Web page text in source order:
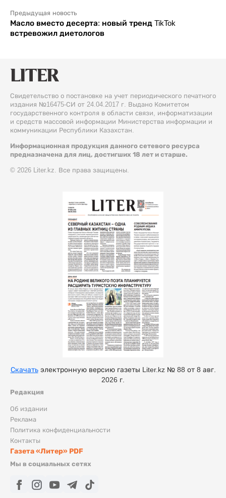
Предыдущая новость
Масло вместо десерта: новый тренд TikTok
встревожил диетологов
Свидетельство о постановке на учет периодического печатного
издания №16475-СИ от 24.04.2017 г. Выдано Комитетом
государственного контроля в области связи, информатизации
и средств массовой информации Министерства информации и
коммуникации Республики Казахстан.
Информационная продукция данного сетевого ресурса
предназначена для лиц, достигших 18 лет и старше.
© 2026 Liter.kz. Все права защищены.
Редакция
Об издании
Реклама
Политика конфиденциальности
Контакты
Газета «Литер» PDF
Мы в социальных сетях
Скачатьэлектронную версию газеты Liter.kz № 88 от 8 авг.
2026 г.